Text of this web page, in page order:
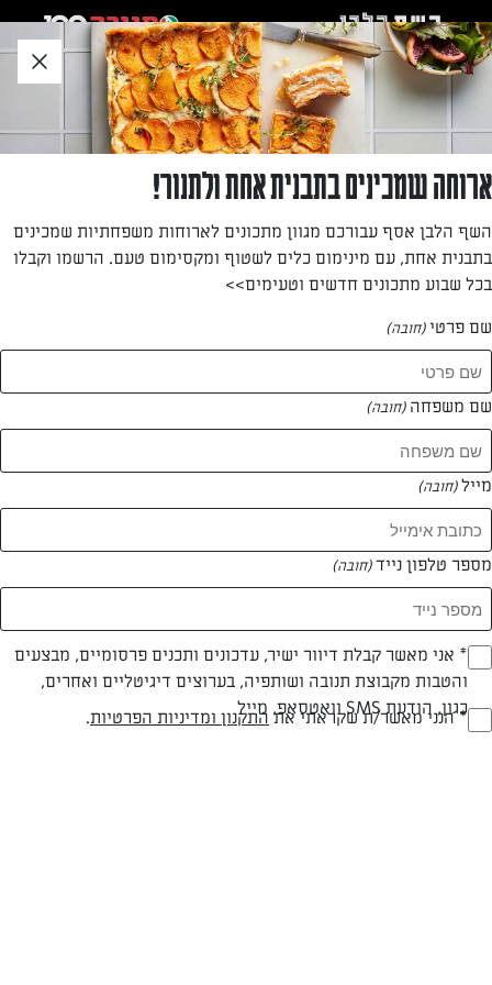
לאזור
תוכן
תחתון
נטע ללוש
—
המתכונים של נטע ללוש
0 מתכונים
המאמרים של נטע ללוש
0 מאמרים
ארוחה שמכינים בתבנית אחת ולתנור!
השף הלבן אסף עבורכם מגוון מתכונים לארוחות משפחתיות שמכינים
בתבנית אחת, עם מינימום כלים לשטוף ומקסימום טעם. הרשמו וקבלו
בכל שבוע מתכונים חדשים וטעימים>>
שם פרטי(חובה)
שם משפחה (חובה)
מייל(חובה)
מספר טלפון נייד(חובה)
(חובה)* אני מאשר קבלת דיוור ישיר, עדכונים ותכנים פרסומיים, מבצעים
והטבות מקבוצת תנובה ושותפיה, בערוצים דיגיטליים ואחרים,
כגון, הודעת SMS וואטסאפ, מייל(חובה)* הנני מאשר/ת שקראתי את התקנון ומדיניות הפרטיות.